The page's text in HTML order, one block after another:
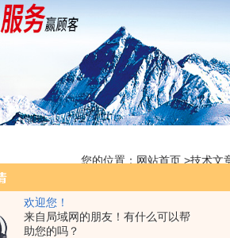
欢迎您！
来自局域网的朋友！有什么可以帮
助您的吗？
您的位置： 网站首页 >技术文
光溶氧仪在淡水渔业中